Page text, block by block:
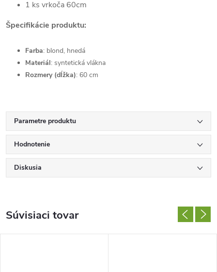
1 ks vrkoča 60cm
Špecifikácie produktu:
Farba: blond, hnedá
Materiál: syntetická vlákna
Rozmery (dĺžka): 60 cm
Parametre produktu
Hodnotenie
Diskusia
Súvisiaci tovar